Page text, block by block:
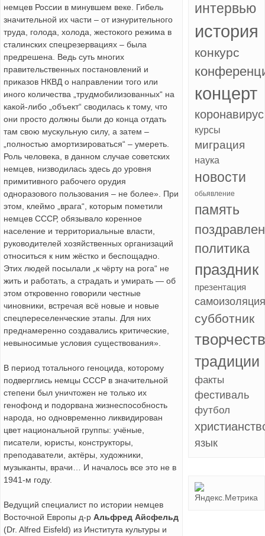
немцев России в минувшем веке. Гибель
значительной их части – от изнурительного
труда, голода, холода, жестокого режима в
сталинских спецрезервациях – была
предрешена. Ведь суть многих
правительственных постановлений и
приказов НКВД о направлении того или
иного количества „трудмобилизованных“ на
какой-либо „объект“ сводилась к тому, что
они просто должны были до конца отдать
там свою мускульную силу, а затем –
„полностью амортизироваться“ – умереть.
Роль человека, в данном случае советских
немцев, низводилась здесь до уровня
примитивного рабочего орудия
одноразового пользования – не более». При
этом, клеймо „врага“, которым пометили
немцев СССР, обязывало коренное
население и территориальные власти,
руководителей хозяйственных организаций
относиться к ним жёстко и беспощадно.
Этих людей посылали „к чёрту на рога“ не
жить и работать, а страдать и умирать — об
этом откровенно говорили честные
чиновники, встречая всё новые и новые
спецпереселенческие этапы. Для них
преднамеренно создавались критические,
невыносимые условия существования».
В период тотального геноцида, которому
подверглись немцы СССР в значительной
степени был уничтожен не только их
генофонд и подорвана жизнеспособность
народа, но одновременно ликвидирован
цвет национальной группы: учёные,
писатели, юристы, конструкторы,
преподаватели, актёры, художники,
музыканты, врачи… И началось все это не в
1941-м году.
Ведущий специалист по истории немцев
Восточной Европы д-р Альфред Айсфельд
(Dr. Alfred Eisfeld) из Института культуры и
интервью
история
конкурс
концерт
коронавирус
курсы
миграция
наука
новости
обьявление
память
политика
праздник
презентация
субботник
традиции
факты
фестиваль
футбол
язык